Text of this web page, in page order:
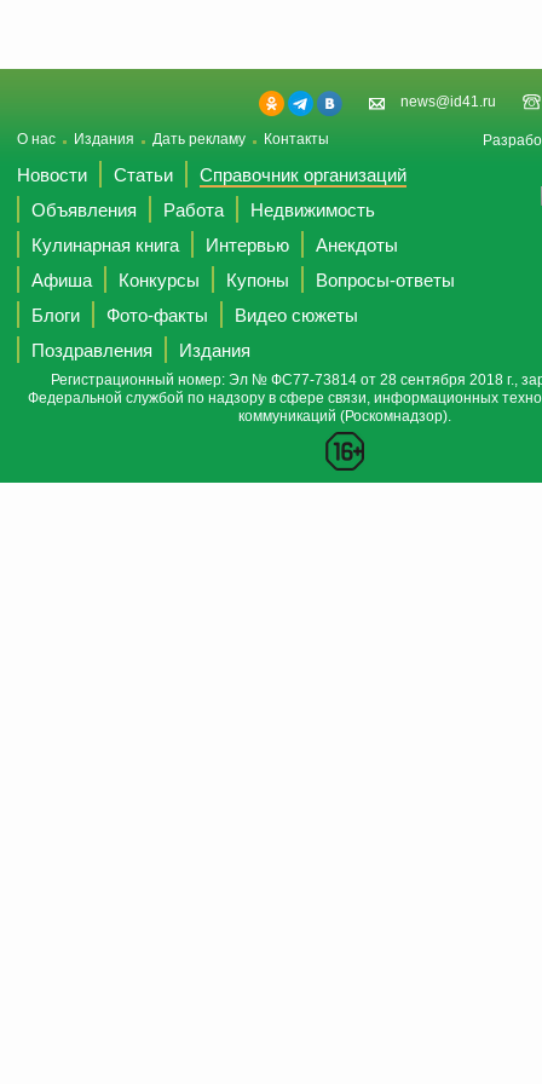
news@id41.ru
О нас Издания Дать рекламу Контакты
Новости Статьи
Справочник организаций
Объявления
Работа
Недвижимость
Кулинарная книга
Интервью
Анекдоты
Афиша
Конкурсы Купоны
Вопросы-ответы
Блоги
Фото-факты
Видео сюжеты
Поздравления
Издания
Регистрационный номер: Эл № ФС77-73814 от 28 сентября 2018 г.,
Федеральной службой по надзору в сфере связи, информационных
коммуникаций (Роскомнадзор).